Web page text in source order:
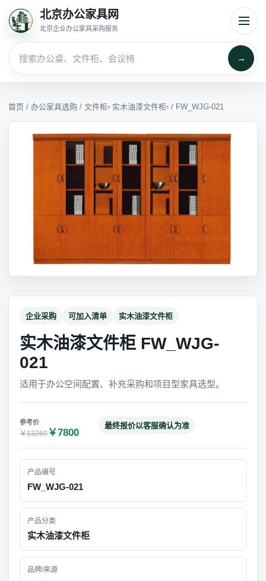
北京办公家具网
北京企业办公家具采购服务
→
首页 / 办公家具选购 / 文件柜› 实木油漆文件柜› / FW_WJG-021
企业采购 可加入清单 实木油漆文件柜
实木油漆文件柜 FW_WJG-
021
适用于办公空间配置、补充采购和项目型家具选型。
￥13260 ￥7800
最终报价以客服确认为准
产品编号
FW_WJG-021
产品分类
实木油漆文件柜
品牌/来源